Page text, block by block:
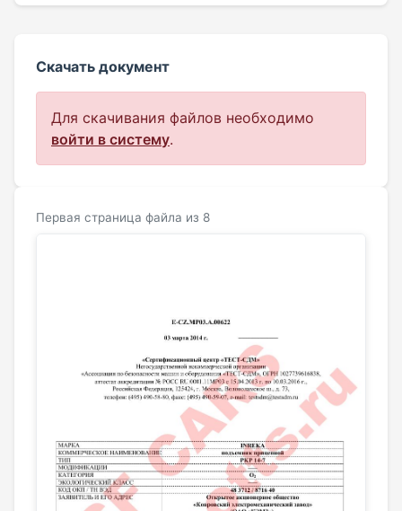
Скачать документ
Для скачивания файлов необходимо
войти в систему.
Первая страница файла из 8